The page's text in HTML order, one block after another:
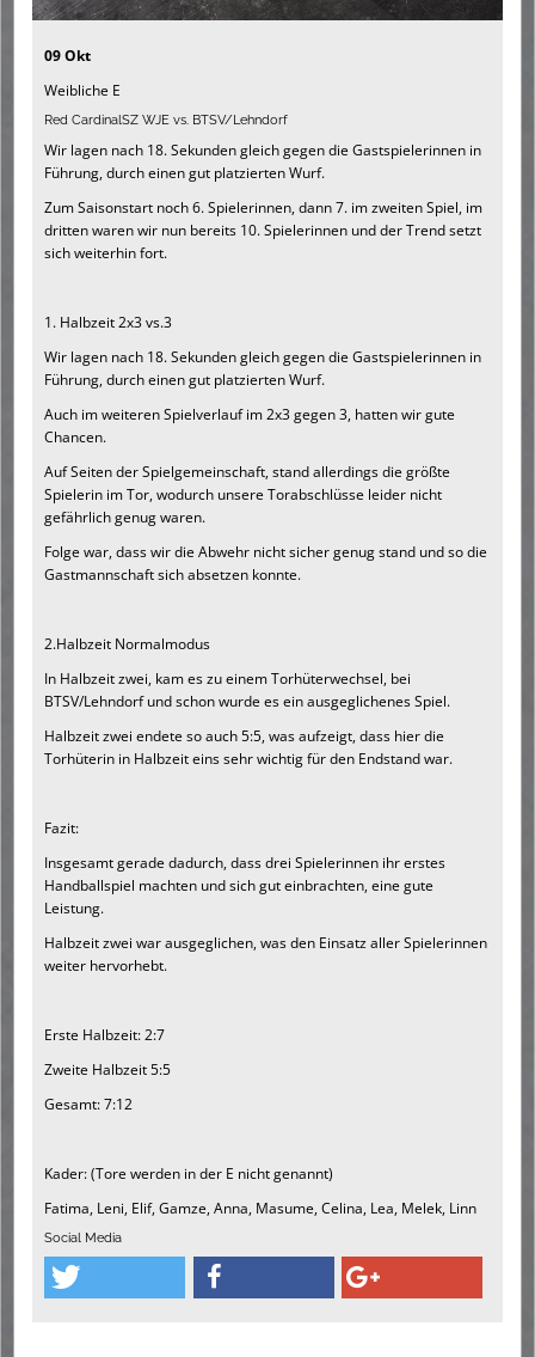
09 Okt
Weibliche E
Red CardinalSZ WJE vs. BTSV/Lehndorf
Wir lagen nach 18. Sekunden gleich gegen die Gastspielerinnen in
Führung, durch einen gut platzierten Wurf.
Zum Saisonstart noch 6. Spielerinnen, dann 7. im zweiten Spiel, im
dritten waren wir nun bereits 10. Spielerinnen und der Trend setzt
sich weiterhin fort.
1. Halbzeit 2x3 vs.3
Wir lagen nach 18. Sekunden gleich gegen die Gastspielerinnen in
Führung, durch einen gut platzierten Wurf.
Auch im weiteren Spielverlauf im 2x3 gegen 3, hatten wir gute
Chancen.
Auf Seiten der Spielgemeinschaft, stand allerdings die größte
Spielerin im Tor, wodurch unsere Torabschlüsse leider nicht
gefährlich genug waren.
Folge war, dass wir die Abwehr nicht sicher genug stand und so die
Gastmannschaft sich absetzen konnte.
2.Halbzeit Normalmodus
In Halbzeit zwei, kam es zu einem Torhüterwechsel, bei
BTSV/Lehndorf und schon wurde es ein ausgeglichenes Spiel.
Halbzeit zwei endete so auch 5:5, was aufzeigt, dass hier die
Torhüterin in Halbzeit eins sehr wichtig für den Endstand war.
Fazit:
Insgesamt gerade dadurch, dass drei Spielerinnen ihr erstes
Handballspiel machten und sich gut einbrachten, eine gute
Leistung.
Halbzeit zwei war ausgeglichen, was den Einsatz aller Spielerinnen
weiter hervorhebt.
Erste Halbzeit: 2:7
Zweite Halbzeit 5:5
Gesamt: 7:12
Kader: (Tore werden in der E nicht genannt)
Fatima, Leni, Elif, Gamze, Anna, Masume, Celina, Lea, Melek, Linn
Social Media